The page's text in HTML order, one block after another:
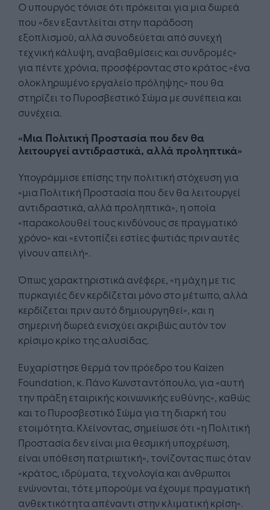
Ο υπουργός τόνισε ότι πρόκειται για μια δωρεά
που «δεν εξαντλείται στην παράδοση
εξοπλισμού, αλλά συνοδεύεται από συνεχή
τεχνική κάλυψη, αναβαθμίσεις και συνδρομές»
για πέντε χρόνια, προσφέροντας στο κράτος «ένα
ολοκληρωμένο εργαλείο πρόληψης» που θα
στηρίζει το Πυροσβεστικό Σώμα με συνέπεια και
συνέχεια.
«Mια Πολιτική Προστασία που δεν θα
λειτουργεί αντιδραστικά, αλλά προληπτικά»
Υπογράμμισε επίσης την πολιτική στόχευση για
«μια Πολιτική Προστασία που δεν θα λειτουργεί
αντιδραστικά, αλλά προληπτικά», η οποία
«παρακολουθεί τους κινδύνους σε πραγματικό
χρόνο» και «εντοπίζει εστίες φωτιάς πριν αυτές
γίνουν απειλή».
Όπως χαρακτηριστικά ανέφερε, «η μάχη με τις
πυρκαγιές δεν κερδίζεται μόνο στο μέτωπο, αλλά
κερδίζεται πριν αυτό δημιουργηθεί», και η
σημερινή δωρεά ενισχύει ακριβώς αυτόν τον
κρίσιμο κρίκο της αλυσίδας.
Ευχαρίστησε θερμά τον πρόεδρο του Kaizen
Foundation, κ. Πάνο Κωνσταντόπουλο, για «αυτή
την πράξη εταιρικής κοινωνικής ευθύνης», καθώς
και το Πυροσβεστικό Σώμα για τη διαρκή του
ετοιμότητα. Κλείνοντας, σημείωσε ότι «η Πολιτική
Προστασία δεν είναι μια θεσμική υποχρέωση,
είναι υπόθεση πατριωτική», τονίζοντας πως όταν
«κράτος, ιδρύματα, τεχνολογία και άνθρωποι
ενώνονται, τότε μπορούμε να έχουμε πραγματική
ανθεκτικότητα απέναντι στην κλιματική κρίση».